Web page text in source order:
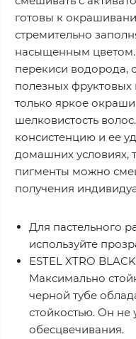
готовы к
стремительно
насыщенным
перекиси водорода,
полезных фруктовых
только яркое
шелковистость
консистенцию и ее
домашних условиях,
пигменты можно
получения
Для пастельного
используйте
ESTEL XTRO
Максимально
черной тубе
стойкостью. Он не
обесцвечивания.